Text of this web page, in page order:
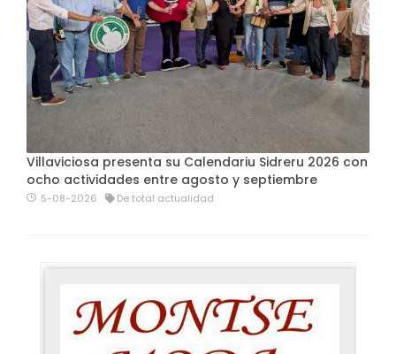
Villaviciosa presenta su Calendariu Sidreru 2026 con
ocho actividades entre agosto y septiembre
5-08-2026 De total actualidad